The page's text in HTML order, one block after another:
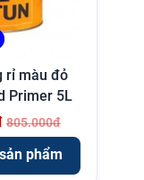
rỉ màu đỏ
Primer 5L
805.000đ
phẩm